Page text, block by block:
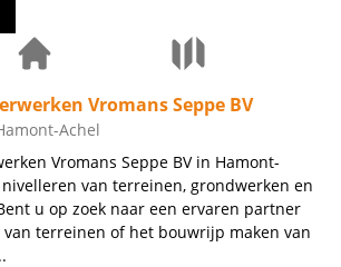
Vromans Seppe BV
Achel
Vromans Seppe BV in Hamont-
van terreinen, grondwerken en
u op zoek naar een ervaren partner
terreinen of het bouwrijp maken van